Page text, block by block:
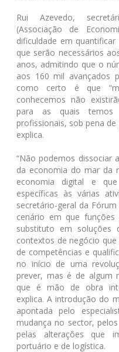
Rui Azevedo,
(Associação de
dificuldade em
que serão necessários
anos, admitindo que o
aos 160 mil avançados
como certo é que
conhecemos não
para as quais
profissionais, sob pena
explica.
“Não podemos dissociar
da economia do mar da
economia digital e
específicas às várias
secretário-geral da
cenário em que funções
substituto em soluções
contextos de negócio
de competências e
no início de uma
prever, mas é de algum
que é mão de obra
explica. A introdução do
apontada pelo
mudança no sector,
pelas alterações que
portuário e de logística.